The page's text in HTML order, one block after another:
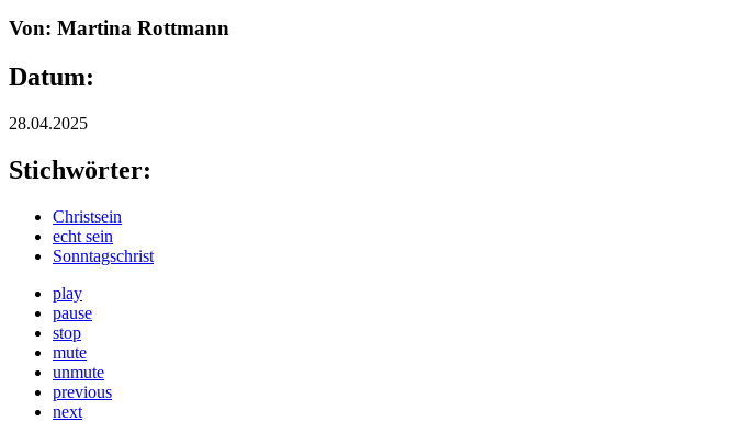
Von: Martina Rottmann
Datum:
28.04.2025
Stichwörter:
Christsein
echt sein
Sonntagschrist
play
pause
stop
mute
unmute
previous
next